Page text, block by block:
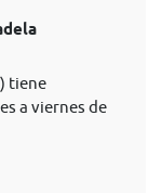
tiene
a viernes de